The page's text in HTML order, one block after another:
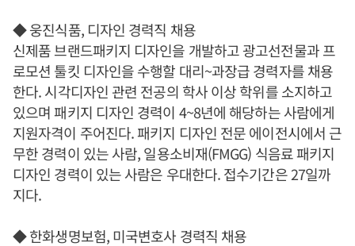
◆ 웅진식품, 디자인 경력직 채용
신제품 브랜드패키지 디자인을 개발하고 광고선전물과 프
로모션 툴킷 디자인을 수행할 대리~과장급 경력자를 채용
한다. 시각디자인 관련 전공의 학사 이상 학위를 소지하고
있으며 패키지 디자인 경력이 4~8년에 해당하는 사람에게
지원자격이 주어진다. 패키지 디자인 전문 에이전시에서 근
무한 경력이 있는 사람, 일용소비재(FMGG) 식음료 패키지
디자인 경력이 있는 사람은 우대한다. 접수기간은 27일까
지다.
◆ 한화생명보험, 미국변호사 경력직 채용